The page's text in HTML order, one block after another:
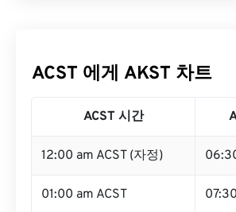
ACST 에게 AKST 차트
ACST 시간
12:00 am ACST (자정)
01:00 am ACST